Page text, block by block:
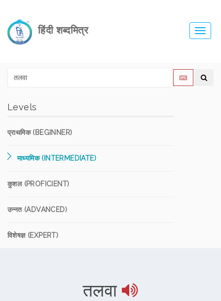
हिंदी शब्दमित्र
Levels
प्राथमिक (BEGINNER)
माध्यमिक (INTERMEDIATE)
कुशल (PROFICIENT)
उन्नत (ADVANCED)
विशेषज्ञ (EXPERT)
तलवा